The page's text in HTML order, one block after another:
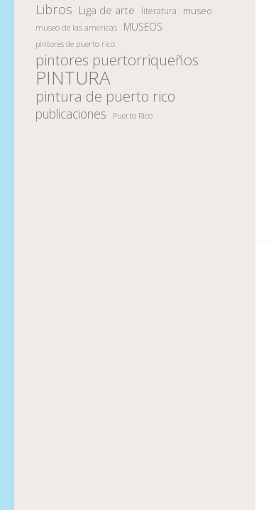
Libros Liga de arte literatura museo
museo de las americas MUSEOS
pintores de puerto rico
pintores puertorriqueños
PINTURA
pintura de puerto rico
publicaciones Puerto Rico